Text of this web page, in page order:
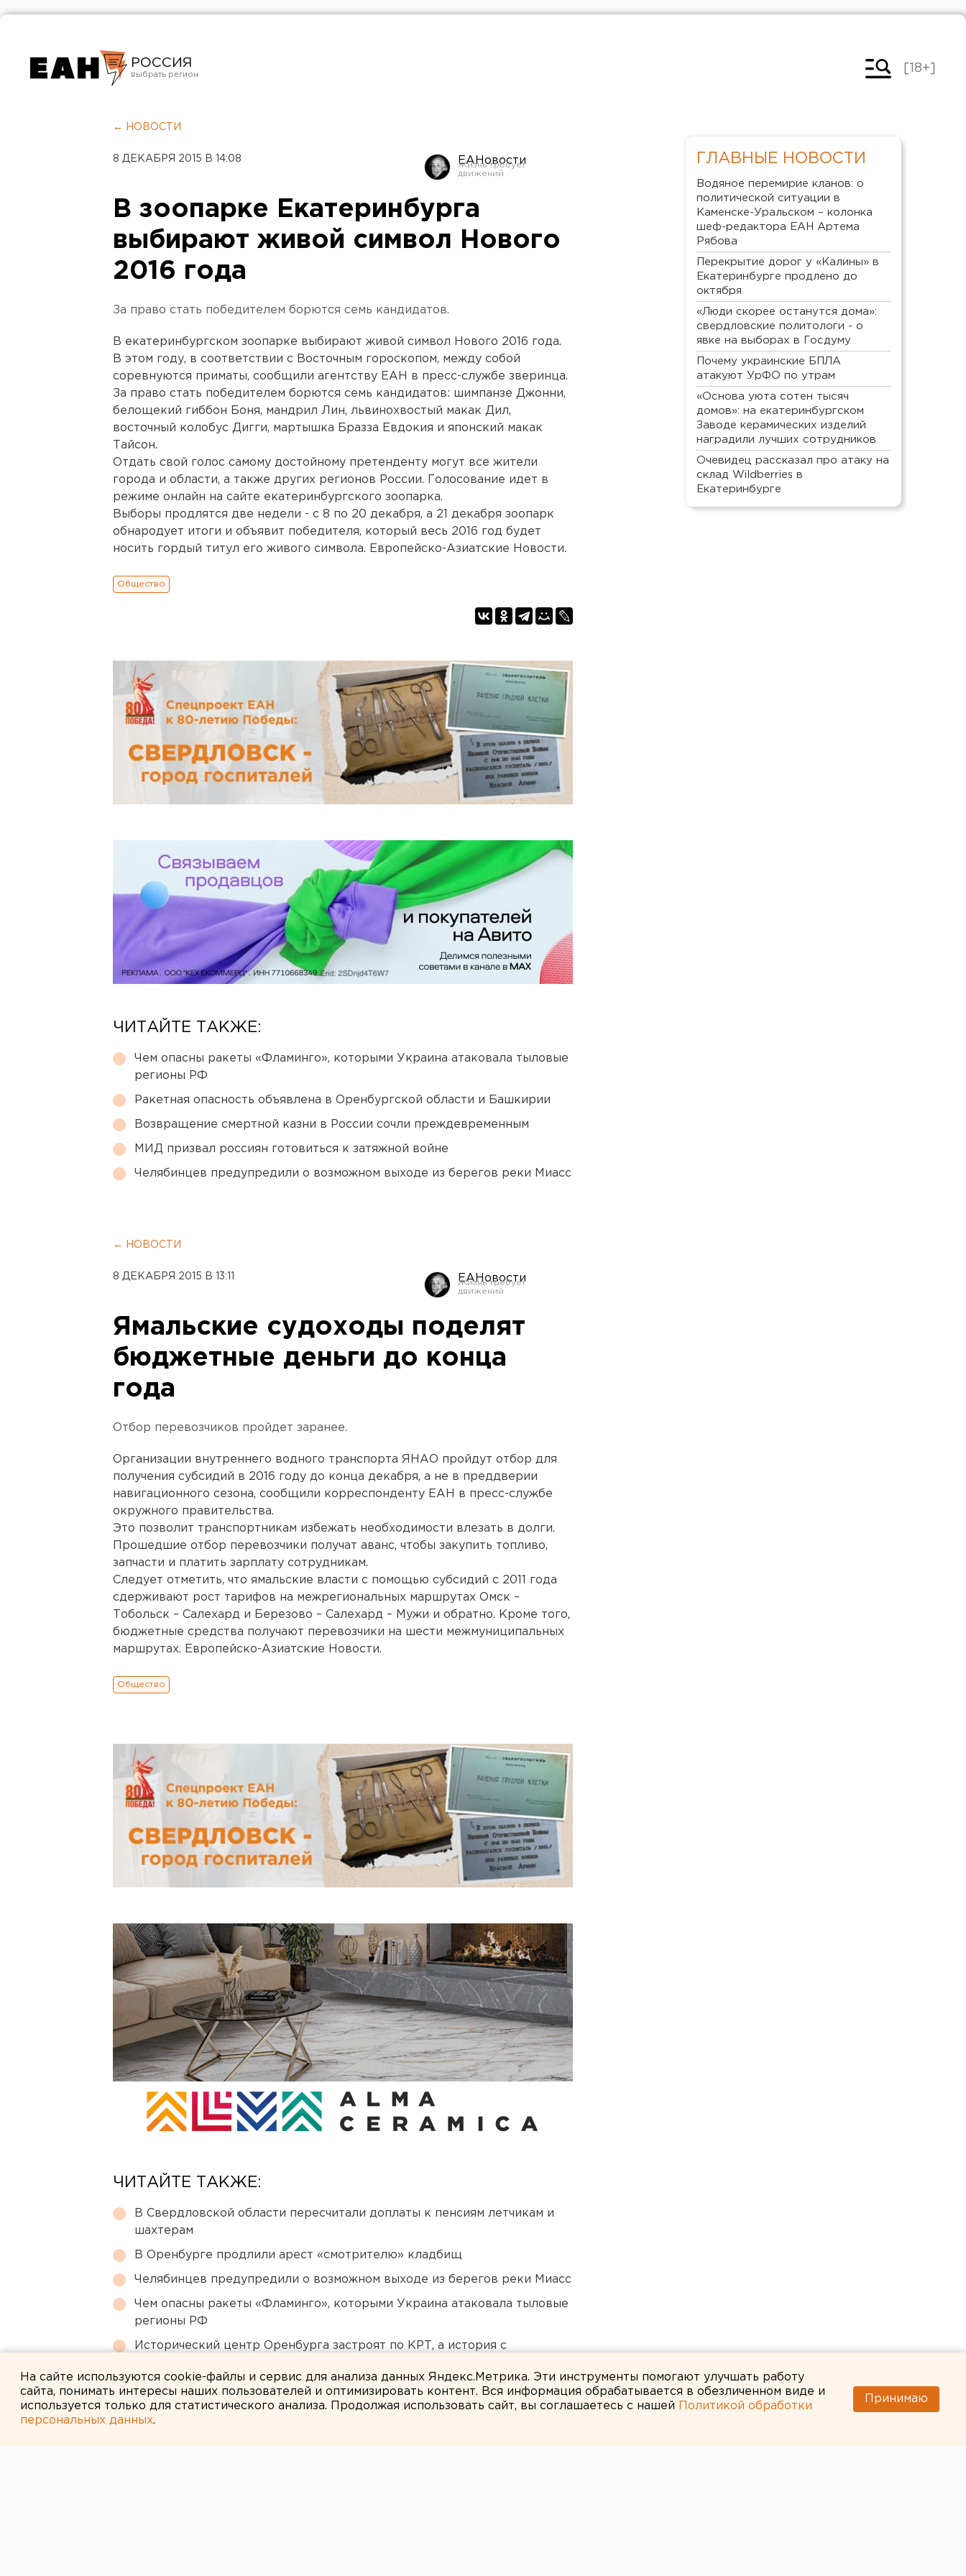
РОССИЯ
Челябинск
[18+]
← НОВОСТИ
8 ДЕКАБРЯ 2015 В 14:08 ЕАНовости
В зоопарке Екатеринбурга
выбирают живой символ Нового
2016 года
За право стать победителем борются семь кандидатов.
В екатеринбургском зоопарке выбирают живой символ Нового 2016 года.
В этом году, в соответствии с Восточным гороскопом, между собой
соревнуются приматы, сообщили агентству ЕАН в пресс-службе зверинца.
За право стать победителем борются семь кандидатов: шимпанзе Джонни,
белощекий гиббон Боня, мандрил Лин, львинохвостый макак Дил,
восточный колобус Дигги, мартышка Бразза Евдокия и японский макак
Тайсон.
Отдать свой голос самому достойному претенденту могут все жители
города и области, а также других регионов России. Голосование идет в
режиме онлайн на сайте екатеринбургского зоопарка.
Выборы продлятся две недели - с 8 по 20 декабря, а 21 декабря зоопарк
обнародует итоги и объявит победителя, который весь 2016 год будет
носить гордый титул его живого символа. Европейско-Азиатские Новости.
Общество
ЧИТАЙТЕ ТАКЖЕ:
Чем опасны ракеты «Фламинго», которыми Украина атаковала тыловые
регионы РФ
Ракетная опасность объявлена в Оренбургской области и Башкирии
Возвращение смертной казни в России сочли преждевременным
МИД призвал россиян готовиться к затяжной войне
Челябинцев предупредили о возможном выходе из берегов реки Миасс
← НОВОСТИ
8 ДЕКАБРЯ 2015 В 13:11 ЕАНовости
Ямальские судоходы поделят
бюджетные деньги до конца
года
Отбор перевозчиков пройдет заранее.
Организации внутреннего водного транспорта ЯНАО пройдут отбор для
получения субсидий в 2016 году до конца декабря, а не в преддверии
навигационного сезона, сообщили корреспонденту ЕАН в пресс-службе
окружного правительства.
Это позволит транспортникам избежать необходимости влезать в долги.
Прошедшие отбор перевозчики получат аванс, чтобы закупить топливо,
запчасти и платить зарплату сотрудникам.
Следует отметить, что ямальские власти с помощью субсидий с 2011 года
сдерживают рост тарифов на межрегиональных маршрутах Омск –
Тобольск – Салехард и Березово – Салехард – Мужи и обратно. Кроме того,
бюджетные средства получают перевозчики на шести межмуниципальных
маршрутах. Европейско-Азиатские Новости.
Общество
ЧИТАЙТЕ ТАКЖЕ:
В Свердловской области пересчитали доплаты к пенсиям летчикам и
шахтерам
В Оренбурге продлили арест «смотрителю» кладбищ
Челябинцев предупредили о возможном выходе из берегов реки Миасс
Чем опасны ракеты «Фламинго», которыми Украина атаковала тыловые
регионы РФ
Исторический центр Оренбурга застроят по КРТ, а история с
ГЛАВНЫЕ НОВОСТИ
Водяное перемирие кланов: о
политической ситуации в
Каменске-Уральском – колонка
шеф-редактора ЕАН Артема
Рябова
Перекрытие дорог у «Калины» в
Екатеринбурге продлено до
октября
«Люди скорее останутся дома»:
свердловские политологи - о
явке на выборах в Госдуму
Почему украинские БПЛА
атакуют УрФО по утрам
«Основа уюта сотен тысяч
домов»: на екатеринбургском
Заводе керамических изделий
наградили лучших сотрудников
Очевидец рассказал про атаку на
склад Wildberries в
Екатеринбурге
На сайте используются cookie-файлы и сервис для анализа данных Яндекс.Метрика. Эти инструменты помогают улучшать работу
сайта, понимать интересы наших пользователей и оптимизировать контент. Вся информация обрабатывается в обезличенном виде и
используется только для статистического анализа. Продолжая использовать сайт, вы соглашаетесь с нашей
Политикой обработки
персональных данных.
Принимаю